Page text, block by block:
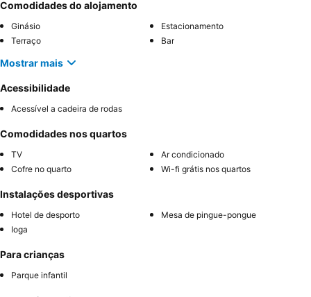
Comodidades do alojamento
Ginásio
Estacionamento
Terraço
Bar
Mostrar mais
Acessibilidade
Acessível a cadeira de rodas
Comodidades nos quartos
TV
Ar condicionado
Cofre no quarto
Wi-fi grátis nos quartos
Instalações desportivas
Hotel de desporto
Mesa de pingue-pongue
Ioga
Para crianças
Parque infantil